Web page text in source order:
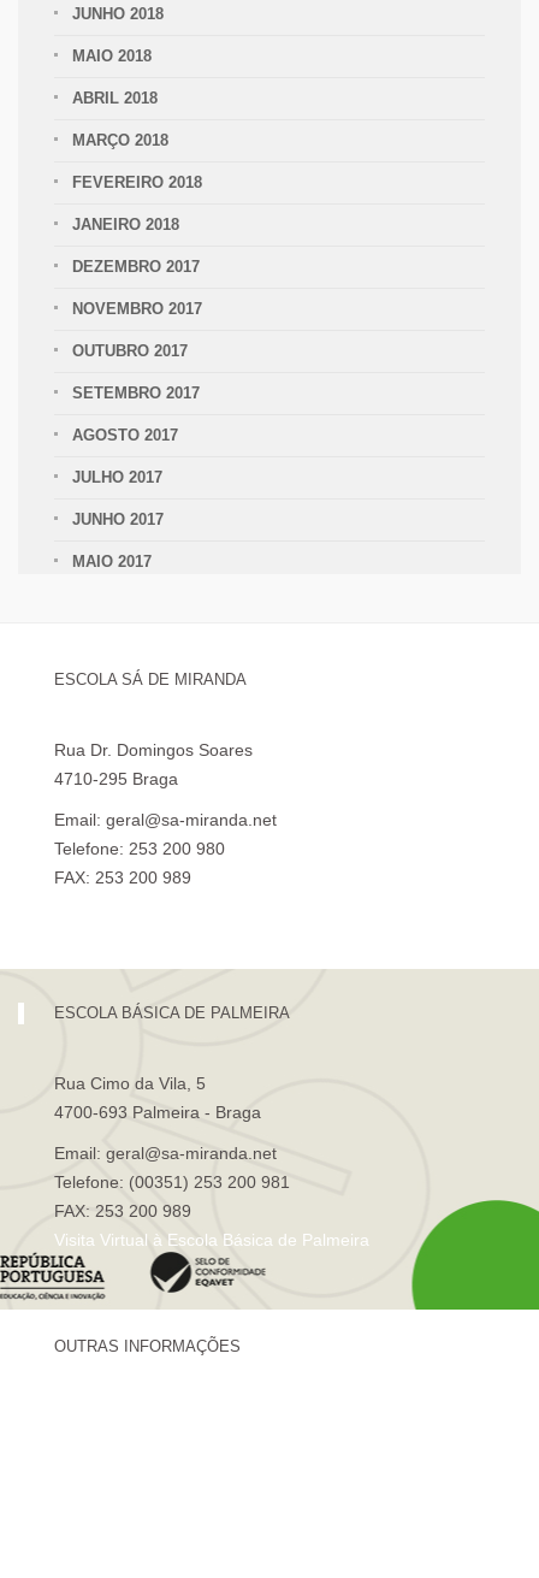
JUNHO 2018
MAIO 2018
ABRIL 2018
MARÇO 2018
FEVEREIRO 2018
JANEIRO 2018
DEZEMBRO 2017
NOVEMBRO 2017
OUTUBRO 2017
SETEMBRO 2017
AGOSTO 2017
JULHO 2017
JUNHO 2017
MAIO 2017
ESCOLA SÁ DE MIRANDA
Rua Dr. Domingos Soares
4710-295 Braga
Email: geral@sa-miranda.net
Telefone: 253 200 980
FAX: 253 200 989
ESCOLA BÁSICA DE PALMEIRA
Rua Cimo da Vila, 5
4700-693 Palmeira - Braga
Email: geral@sa-miranda.net
Telefone: (00351) 253 200 981
FAX: 253 200 989
Visita Virtual à Escola Básica de Palmeira
OUTRAS INFORMAÇÕES